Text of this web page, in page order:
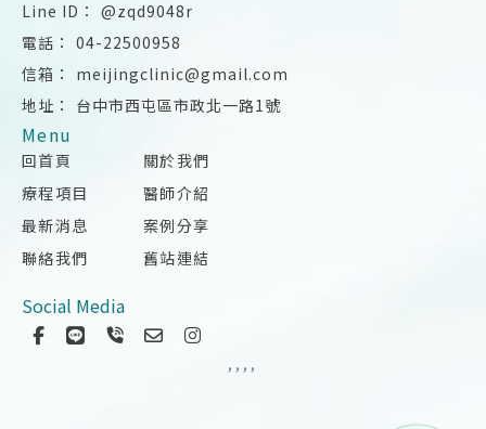
@zqd9048r
04-22500958
meijingclinic@gmail.com
台中市西屯區市政北一路1號
回首頁
關於我們
療程項目
醫師介紹
最新消息
案例分享
聯絡我們
舊站連結